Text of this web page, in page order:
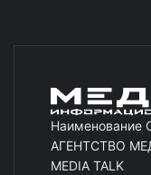
АГЕНТСТВО
MEDIA TALK